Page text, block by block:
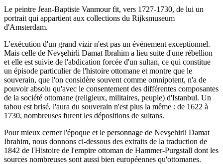
Le peintre Jean-Baptiste Vanmour fit, vers 1727-1730, de lui un
portrait qui appartient aux collections du Rijksmuseum
d'Amsterdam.
L'exécution d'un grand vizir n'est pas un événement exceptionnel.
Mais celle de Nevşehirli Damat Ibrahim a lieu suite d'une rébellion
et elle est suivie de l'abdication forcée d'un sultan, ce qui constitue
un épisode particulier de l'histoire ottomane et montre que le
souverain, que l'on considère souvent comme omnipotent, n'a de
pouvoir absolu qu'avec le consentement des différentes composantes
de la société ottomane (religieux, militaires, peuple) d'Istanbul. Un
tabou est brisé, l'aura du souverain n'est plus la même : de 1622 à
1730, nombreuses furent les dépositions de sultans.
Pour mieux cerner l'époque et le personnage de Nevşehirli Damat
Ibrahim, nous donnons ci-dessous des extraits de la traduction de
1842 de l'Histoire de l'empire ottoman de Hammer-Purgstall dont les
sources nombreuses sont aussi bien européennes qu'ottomanes.